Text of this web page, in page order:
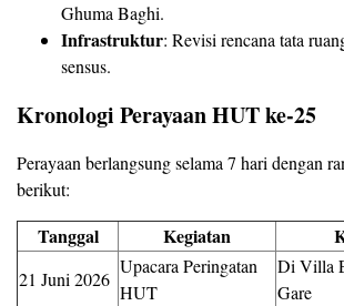
Ghuma Baghi.
Infrastruktur: Revisi rencana tata
sensus.
Kronologi Perayaan HUT ke-25
Perayaan berlangsung selama 7 hari dengan
berikut:
Tanggal Kegiatan
21 Juni 2026
Upacara Peringatan
HUT
Di Villa
Gare